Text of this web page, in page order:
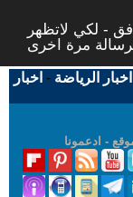
- لكي لاتظهر
اخبار الرياضة - اخبار
- ادعمونا